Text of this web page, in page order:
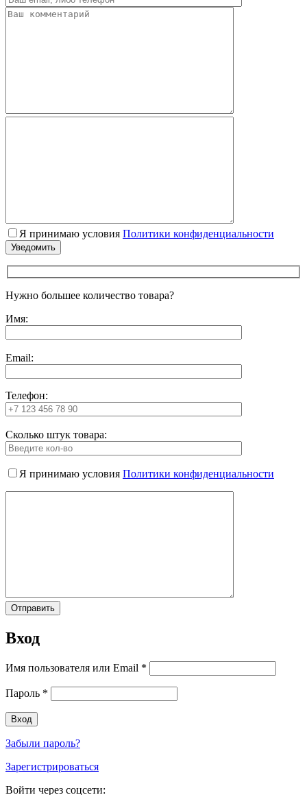
Я принимаю условия Политики конфиденциальности
Нужно большее количество товара?
Имя:
Email:
Телефон:
Сколько штук товара:
Я принимаю условия Политики конфиденциальности
Вход
Имя пользователя или Email *
Пароль *
Забыли пароль?
Зарегистрироваться
Войти через соцсети: